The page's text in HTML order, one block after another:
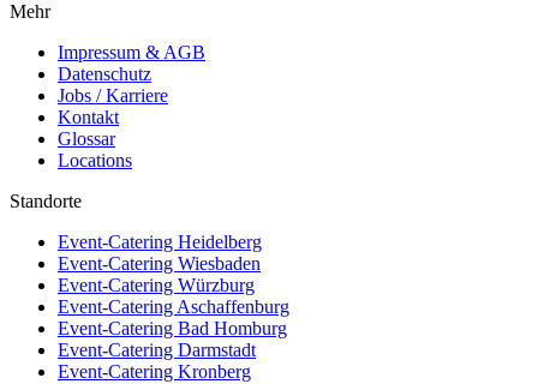
Mehr
Impressum & AGB
Datenschutz
Jobs / Karriere
Kontakt
Glossar
Locations
Standorte
Event-Catering Heidelberg
Event-Catering Wiesbaden
Event-Catering Würzburg
Event-Catering Aschaffenburg
Event-Catering Bad Homburg
Event-Catering Darmstadt
Event-Catering Kronberg